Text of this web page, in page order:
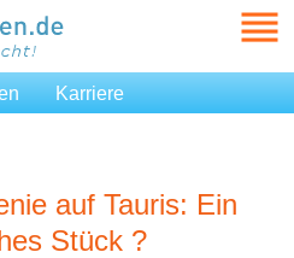
Karriere
auf Tauris: Ein
Stück ?